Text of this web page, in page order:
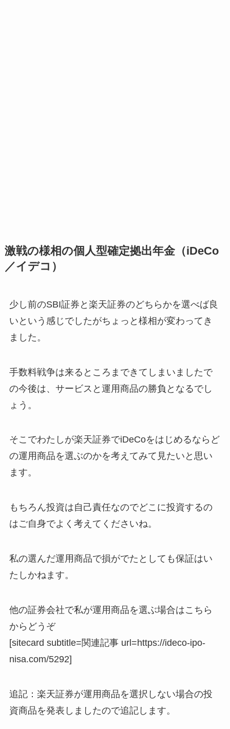
激戦の様相の個人型確定拠出年金（iDeCo
／イデコ）
少し前のSBI証券と楽天証券のどちらかを選べば良
いという感じでしたがちょっと様相が変わってき
ました。
手数料戦争は来るところまできてしまいましたで
の今後は、サービスと運用商品の勝負となるでし
ょう。
そこでわたしが楽天証券でiDeCoをはじめるならど
の運用商品を選ぶのかを考えてみて見たいと思い
ます。
もちろん投資は自己責任なのでどこに投資するの
はご自身でよく考えてくださいね。
私の選んだ運用商品で損がでたとしても保証はい
たしかねます。
他の証券会社で私が運用商品を選ぶ場合はこちら
からどうぞ
[sitecard subtitle=関連記事 url=https://ideco-ipo-
nisa.com/5292]
追記：楽天証券が運用商品を選択しない場合の投
資商品を発表しましたので追記します。